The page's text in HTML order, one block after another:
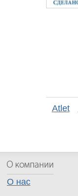
Atlet
О нас